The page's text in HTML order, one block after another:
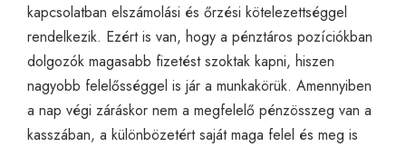
kapcsolatban elszámolási és őrzési kötelezettséggel
rendelkezik. Ezért is van, hogy a pénztáros pozíciókban
dolgozók magasabb fizetést szoktak kapni, hiszen
nagyobb felelősséggel is jár a munkakörük. Amennyiben
a nap végi záráskor nem a megfelelő pénzösszeg van a
kasszában, a különbözetért saját maga felel és meg is